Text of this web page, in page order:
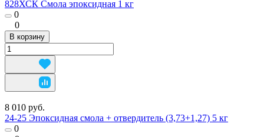
828ХСК Смола эпоксидная 1 кг
0
0
В корзину
8 010 руб.
24-25 Эпоксидная смола + отвердитель (3,73+1,27) 5 кг
0